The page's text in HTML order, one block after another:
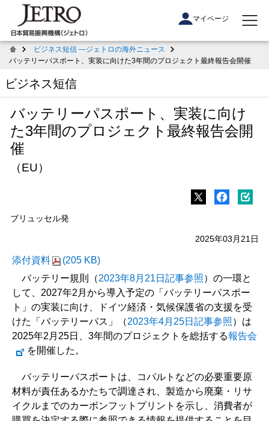
マイページ
ビジネス短信 ―ジェトロの海外ニュース
バッテリーパスポート、実装に向けた3年間のプロジェクト最終報告会開催
ビジネス短信
バッテリーパスポート、実装に向け
た3年間のプロジェクト最終報告会開
催
（EU）
ブリュッセル発
2025年03月21日
添付資料
(205 KB)
バッテリー規則（2023年8月21日記事参照）の一環と
して、2027年2月から導入予定の「バッテリーパスポー
ト」の実装に向け、ドイツ経済・気候保護省の支援を受
けた「バッテリーパス」（2023年4月25日記事参照）は
2025年2月25日、3年間のプロジェクトを総括する報告会
を開催した。
バッテリーパスポートは、コバルトなどの必要重要原
材料が責任あるかたちで調達され、製造から廃棄・リサ
イクルまでのカーボンフットプリントを示し、消費者が